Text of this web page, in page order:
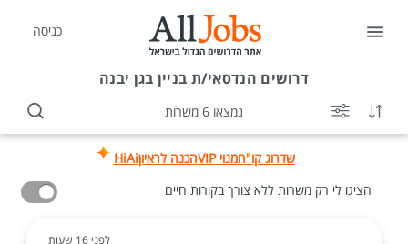
כניסה
דרושים הנדסאי/ת בניין בגן יבנה
נמצאו 6 משרות
שדרוג קו"חמנוי VIP הכנה לראיוןHiAi
הציגו לי רק משרות ללא צורך בקורות חיים
לפני 16 שעות